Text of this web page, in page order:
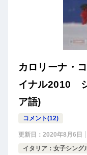
カロリーナ・
イナル2010
ア語)
コメント(12)
更新日： 2020年8月6日
イタリア：女子シング